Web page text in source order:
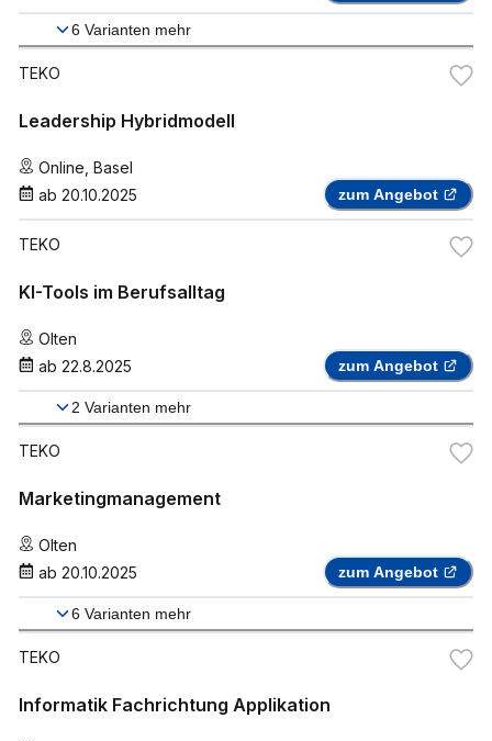
6 Varianten mehr
TEKO
Leadership Hybridmodell
Online Basel
ab 20.10.2025 zum Angebot
TEKO
KI-Tools im Berufsalltag
Olten
ab 22.8.2025 zum Angebot
2 Varianten mehr
TEKO
Marketingmanagement
Olten
ab 20.10.2025 zum Angebot
6 Varianten mehr
TEKO
Informatik Fachrichtung Applikation